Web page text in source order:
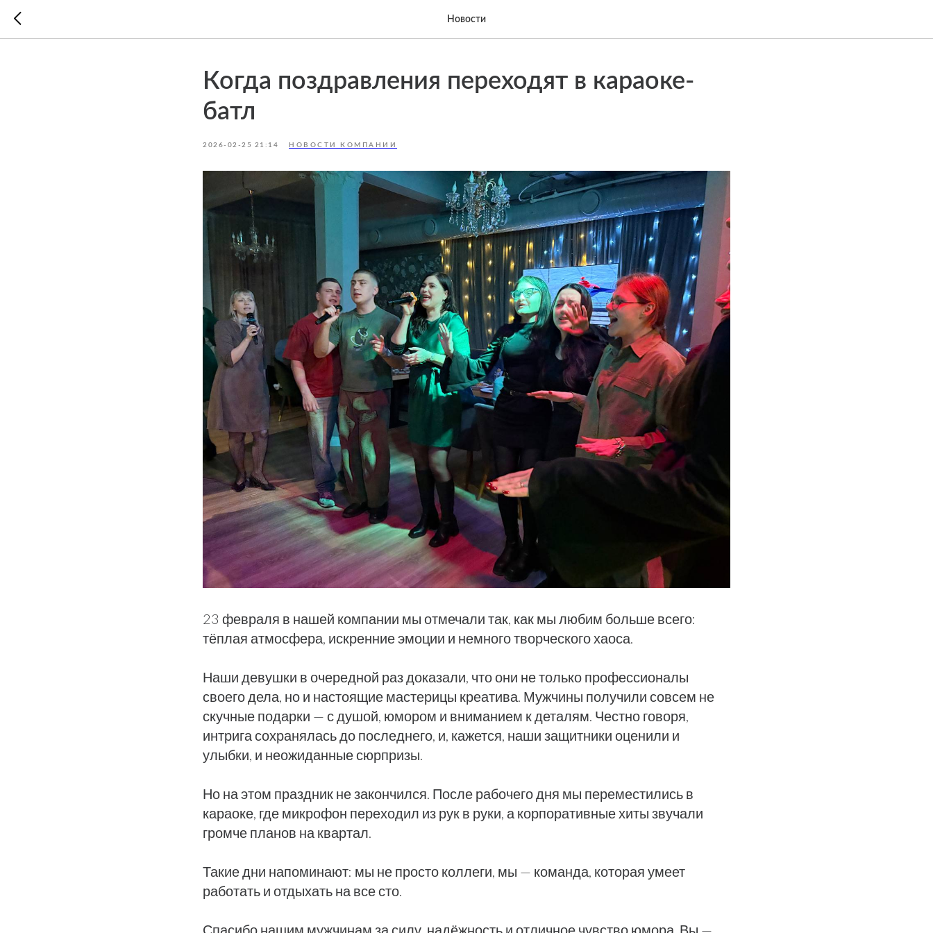
Новости
Когда поздравления переходят в караоке-
батл
2026-02-25 21:14 НОВОСТИ КОМПАНИИ
23 февраля в нашей компании мы отмечали так, как мы любим больше всего:
тёплая атмосфера, искренние эмоции и немного творческого хаоса.
Наши девушки в очередной раз доказали, что они не только профессионалы
своего дела, но и настоящие мастерицы креатива. Мужчины получили совсем не
скучные подарки — с душой, юмором и вниманием к деталям. Честно говоря,
интрига сохранялась до последнего, и, кажется, наши защитники оценили и
улыбки, и неожиданные сюрпризы.
Но на этом праздник не закончился. После рабочего дня мы переместились в
караоке, где микрофон переходил из рук в руки, а корпоративные хиты звучали
громче планов на квартал.
Такие дни напоминают: мы не просто коллеги, мы — команда, которая умеет
работать и отдыхать на все сто.
Спасибо нашим мужчинам за силу, надёжность и отличное чувство юмора. Вы —